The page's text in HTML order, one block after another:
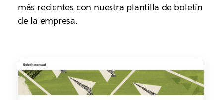
más recientes con nuestra plantilla de boletín
de la empresa.